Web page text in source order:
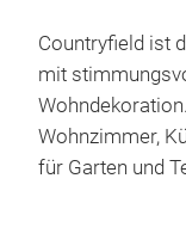
Countryfield ist
mit
Wohnzimmer,
für Garten und